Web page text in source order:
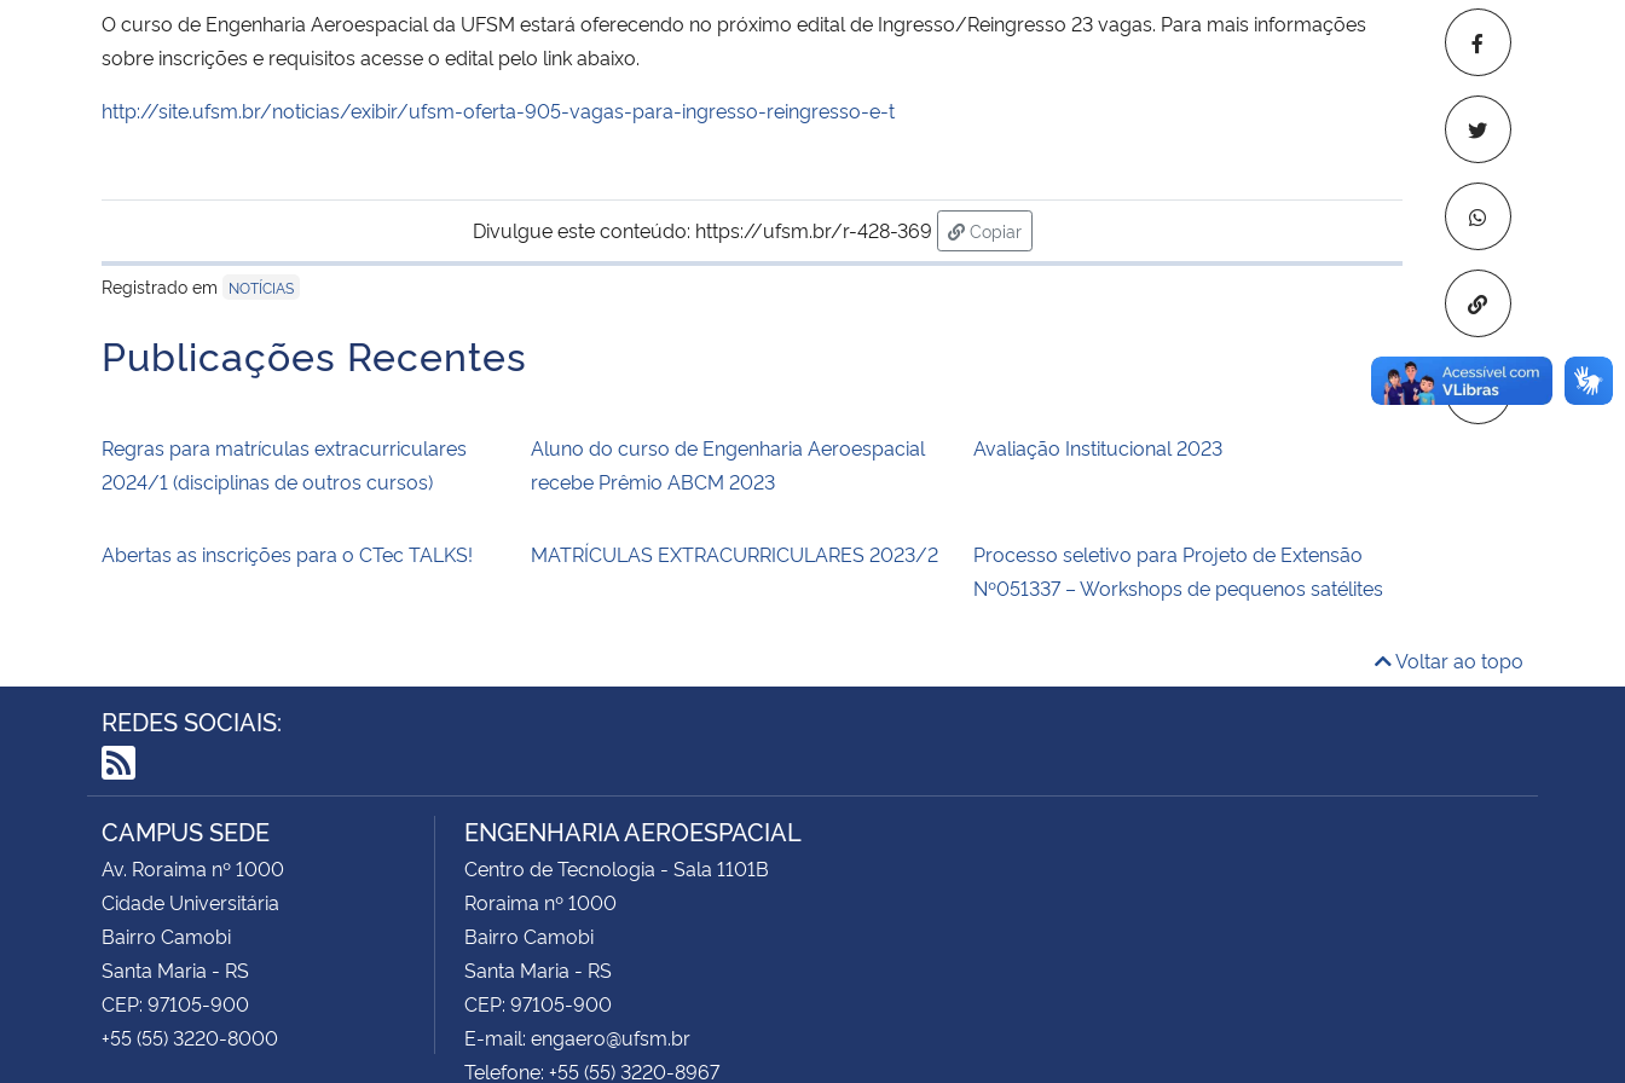
Copiar para
O curso de Engenharia Aeroespacial da UFSM estará oferecendo no próximo edital de Ingresso/Reingresso 23 vagas. Para mais informações
sobre inscrições e requisitos acesse o edital pelo link abaixo.
http://site.ufsm.br/noticias/exibir/ufsm-oferta-905-vagas-para-ingresso-reingresso-e-t
Divulgue este conteúdo: https://ufsm.br/r-428-369
Copiar
para área de transferência
Registrado em
NOTÍCIAS
Publicações Recentes
Regras para matrículas extracurriculares
2024/1 (disciplinas de outros cursos)
Aluno do curso de Engenharia Aeroespacial
recebe Prêmio ABCM 2023
Avaliação Institucional 2023
Abertas as inscrições para o CTec TALKS! MATRÍCULAS EXTRACURRICULARES 2023/2
Processo seletivo para Projeto de Extensão
Nº051337 – Workshops de pequenos satélites
Voltar ao topo
REDES SOCIAIS:
RSS
CAMPUS SEDE
Av. Roraima nº 1000
Cidade Universitária
Bairro Camobi
Santa Maria - RS
CEP: 97105-900
+55 (55) 3220-8000
ENGENHARIA AEROESPACIAL
Centro de Tecnologia - Sala 1101B
Roraima nº 1000
Bairro Camobi
Santa Maria - RS
CEP: 97105-900
E-mail: engaero@ufsm.br
Telefone: +55 (55) 3220-8967